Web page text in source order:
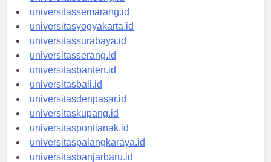
universitasbandung.id
universitassemarang.id
universitasyogyakarta.id
universitassurabaya.id
universitasserang.id
universitasbanten.id
universitasbali.id
universitasdenpasar.id
universitaskupang.id
universitaspontianak.id
universitaspalangkaraya.id